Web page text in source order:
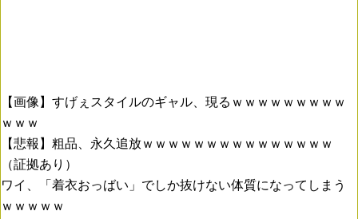
【画像】すげぇスタイルのギャル、現るｗｗｗｗｗｗｗｗｗ
ｗｗｗ
【悲報】粗品、永久追放ｗｗｗｗｗｗｗｗｗｗｗｗｗｗｗ
（証拠あり）
ワイ、「着衣おっばい」でしか抜けない体質になってしまう
ｗｗｗｗｗ